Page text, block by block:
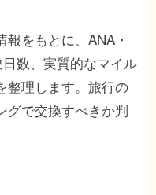
をもとに、ANA・
数、実質的なマイル
整理します。旅行の
グで交換すべきか判